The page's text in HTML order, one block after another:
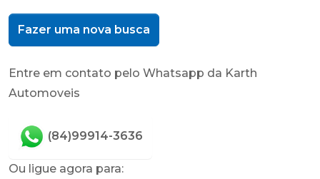
Fazer uma nova busca
Entre em contato pelo Whatsapp da Karth
Automoveis
(84)99914-3636
Ou ligue agora para: